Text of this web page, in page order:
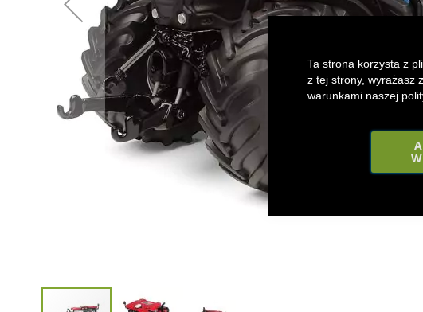
Ta strona korzysta z
z tej strony, wyrażasz
warunkami naszej